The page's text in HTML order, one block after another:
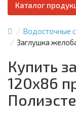
Каталог
Водосточные
Заглушка
Купить
120х86